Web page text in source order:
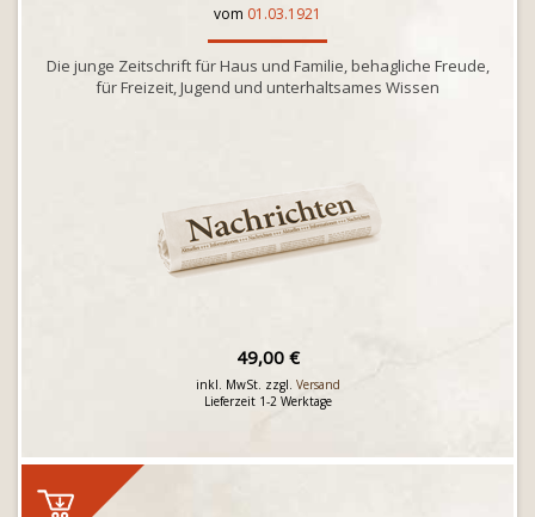
vom 01.03.1921
Die junge Zeitschrift für Haus und Familie, behagliche Freude,
für Freizeit, Jugend und unterhaltsames Wissen
49,00 €
inkl. MwSt. zzgl. Versand
Lieferzeit 1-2 Werktage